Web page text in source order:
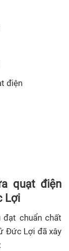
điện
quạt điện
Lợi
chuẩn chất
Đức Lợi đã xây